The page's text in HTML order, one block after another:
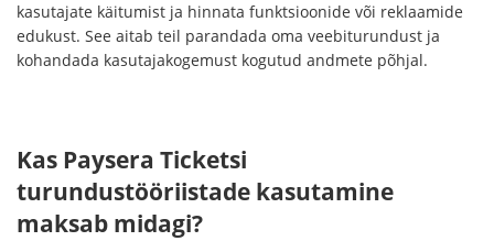
kasutajate käitumist ja hinnata funktsioonide või reklaamide
edukust. See aitab teil parandada oma veebiturundust ja
kohandada kasutajakogemust kogutud andmete põhjal.
Kas Paysera Ticketsi
turundustööriistade kasutamine
maksab midagi?